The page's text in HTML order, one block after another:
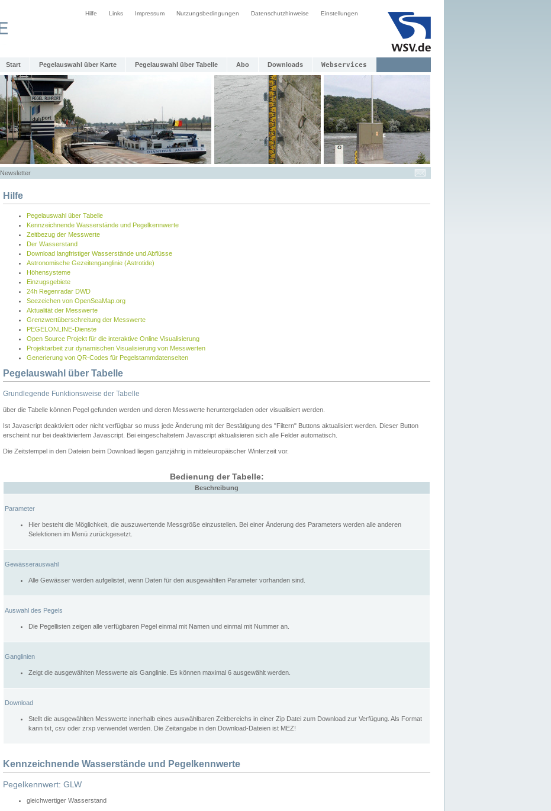
Hilfe Links Impressum Nutzungsbedingungen Datenschutzhinweise Einstellungen
Start Pegelauswahl über Karte Pegelauswahl über Tabelle Abo Downloads Webservices
Newsletter
Hilfe
Pegelauswahl über Tabelle
Kennzeichnende Wasserstände und Pegelkennwerte
Zeitbezug der Messwerte
Der Wasserstand
Download langfristiger Wasserstände und Abflüsse
Astronomische Gezeitenganglinie (Astrotide)
Höhensysteme
Einzugsgebiete
24h Regenradar DWD
Seezeichen von OpenSeaMap.org
Aktualität der Messwerte
Grenzwertüberschreitung der Messwerte
PEGELONLINE-Dienste
Open Source Projekt für die interaktive Online Visualisierung
Projektarbeit zur dynamischen Visualisierung von Messwerten
Generierung von QR-Codes für Pegelstammdatenseiten
Pegelauswahl über Tabelle
Grundlegende Funktionsweise der Tabelle
über die Tabelle können Pegel gefunden werden und deren Messwerte heruntergeladen oder visualisiert werden.
Ist Javascript deaktiviert oder nicht verfügbar so muss jede Änderung mit der Bestätigung des "Filtern" Buttons aktualisiert werden. Dieser Button
erscheint nur bei deaktiviertem Javascript. Bei eingeschaltetem Javascript aktualisieren sich alle Felder automatisch.
Die Zeitstempel in den Dateien beim Download liegen ganzjährig in mitteleuropäischer Winterzeit vor.
Bedienung der Tabelle:
Beschreibung
Parameter
Hier besteht die Möglichkeit, die auszuwertende Messgröße einzustellen. Bei einer Änderung des Parameters werden alle anderen
Selektionen im Menü zurückgesetzt.
Gewässerauswahl
Alle Gewässer werden aufgelistet, wenn Daten für den ausgewählten Parameter vorhanden sind.
Auswahl des Pegels
Die Pegellisten zeigen alle verfügbaren Pegel einmal mit Namen und einmal mit Nummer an.
Ganglinien
Zeigt die ausgewählten Messwerte als Ganglinie. Es können maximal 6 ausgewählt werden.
Download
Stellt die ausgewählten Messwerte innerhalb eines auswählbaren Zeitbereichs in einer Zip Datei zum Download zur Verfügung. Als Format
kann txt, csv oder zrxp verwendet werden. Die Zeitangabe in den Download-Dateien ist MEZ!
Kennzeichnende Wasserstände und Pegelkennwerte
Pegelkennwert: GLW
gleichwertiger Wasserstand